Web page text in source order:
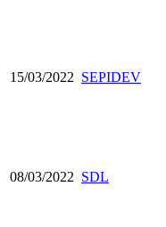
15/03/2022 SEPIDEV
08/03/2022 SDL